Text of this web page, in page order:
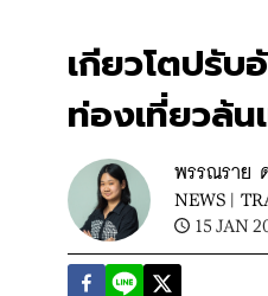
เกียวโตปรั
ท่องเที่ยวล้น
พรรณราย ด
NEWS |
15 JAN